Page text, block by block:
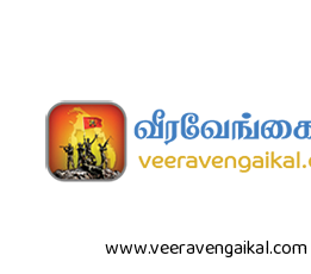
www.veeravengaikal.com